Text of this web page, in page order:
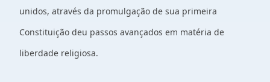
unidos, através da promulgação de sua primeira
Constituição deu passos avançados em matéria de
liberdade religiosa.